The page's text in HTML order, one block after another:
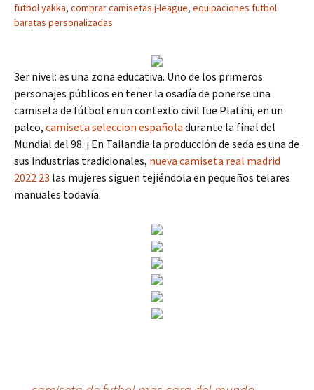
futbol yakka, comprar camisetas j-league, equipaciones futbol
baratas personalizadas
3er nivel: es una zona educativa. Uno de los primeros
personajes públicos en tener la osadía de ponerse una
camiseta de fútbol en un contexto civil fue Platini, en un
palco, camiseta seleccion española durante la final del
Mundial del 98. ¡ En Tailandia la producción de seda es una de
sus industrias tradicionales, nueva camiseta real madrid
2022 23 las mujeres siguen tejiéndola en pequeños telares
manuales todavía.